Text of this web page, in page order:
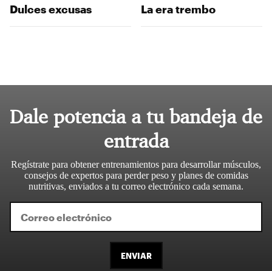
Dulces excusas La era trembo
Dale potencia a tu bandeja de
entrada
Regístrate para obtener entrenamientos para desarrollar músculos,
consejos de expertos para perder peso y planes de comidas
nutritivas, enviados a tu correo electrónico cada semana.
ENVIAR